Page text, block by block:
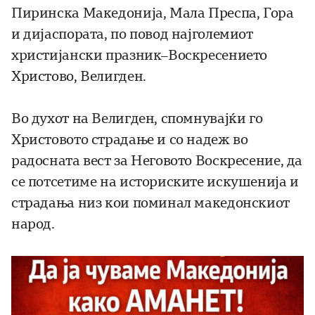
Пиринска Македонија, Мала Преспа, Гора
и дијаспората, по повод најголемиот
христијански празник–Воскресението
Христово, Велигден.
Во духот на Велигден, спомнувајќи го
Христовото страдање и со надеж во
радосната вест за Неговото Воскресение, да
се потсетиме на историските искушенија и
страдања низ кои поминал македонскиот
народ.